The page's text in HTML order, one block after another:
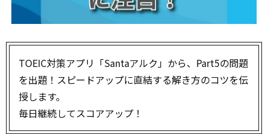
TOEIC対策アプリ「Santaアルク」から、Part5の問題
を出題！スピードアップに直結する解き方のコツを伝
授します。
毎日継続してスコアアップ！